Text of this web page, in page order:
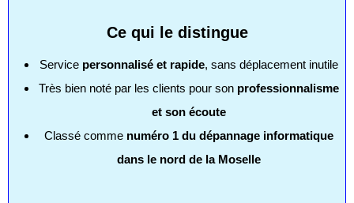
Ce qui le distingue
Service personnalisé et rapide, sans déplacement inutile
Très bien noté par les clients pour son professionnalisme
et son écoute
Classé comme numéro 1 du dépannage informatique
dans le nord de la Moselle